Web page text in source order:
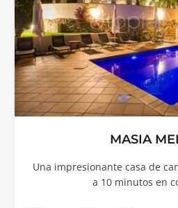
MASIA
Una impresionante casa de
a 10 minutos en